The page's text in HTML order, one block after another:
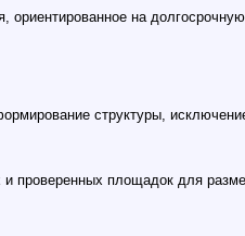
ориентированное на
структуры,
и проверенных площадок для